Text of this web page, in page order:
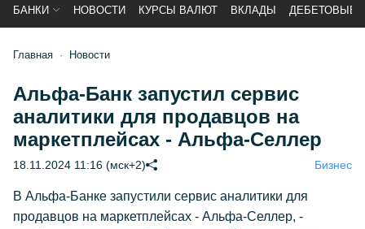
БАНКИ НОВОСТИ КУРСЫ ВАЛЮТ ВКЛАДЫ ДЕБЕТОВЫЕ
Главная Новости
Альфа-Банк запустил сервис
аналитики для продавцов на
маркетплейсах - Альфа-Селлер
18.11.2024 11:16 (мск+2) Бизнес
В Альфа-Банке запустили сервис аналитики для
продавцов на маркетплейсах - Альфа-Селлер, -